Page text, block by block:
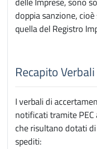
doppia sanzione,
quella del Registro
Recapito Verbali
I verbali di
notificati tramite
che risultano dotati
spediti: